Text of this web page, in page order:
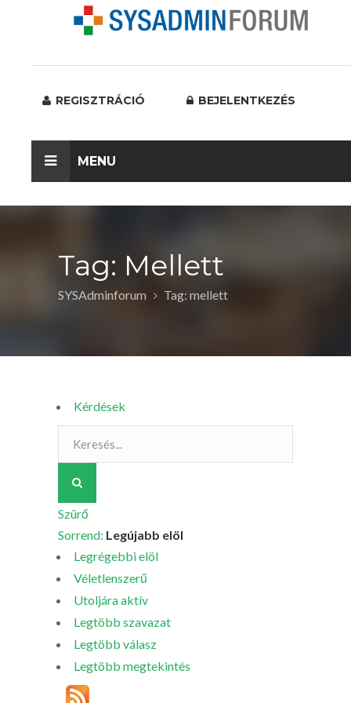
REGISZTRÁCIÓ BEJELENTKEZÉS
MENU
Tag: Mellett
SYSAdminforum Tag: mellett
Kérdések
Szürő
Sorrend: Legújabb elöl
Legrégebbi elöl
Véletlenszerű
Utoljára aktív
Legtöbb szavazat
Legtöbb válasz
Legtöbb megtekintés